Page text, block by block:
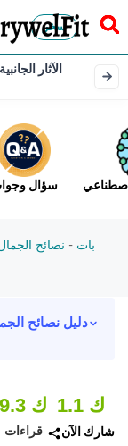
سخر
الآثار
سؤال
بات - نصائح
دليل نصائح
9.3 ك
قراءات
1.1 ك
شارك الآن